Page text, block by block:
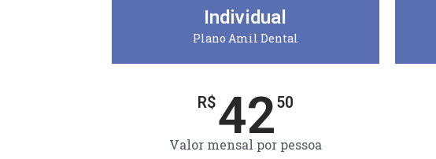
Individual
Plano Amil Dental
R$4250
Valor mensal por pessoa